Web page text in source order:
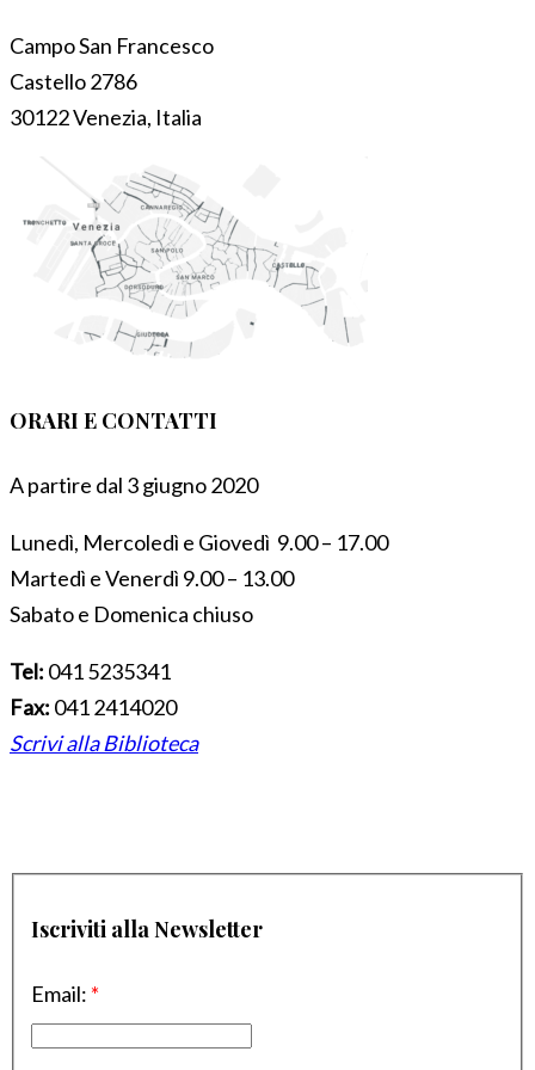
Campo San Francesco
Castello 2786
30122 Venezia, Italia
ORARI E CONTATTI
A partire dal 3 giugno 2020
Lunedì, Mercoledì e Giovedì 9.00 – 17.00
Martedì e Venerdì 9.00 – 13.00
Sabato e Domenica chiuso
Tel: 041 5235341
Fax: 041 2414020
Scrivi alla Biblioteca
Iscriviti alla Newsletter
Email: *